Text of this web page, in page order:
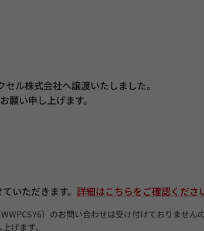
ル株式会社へ譲渡いたしました。
願い申し上げます。
いただきます。 詳細はこちらをご確認くださ
）のお問い合わせは受け付けておりませんの
げます。